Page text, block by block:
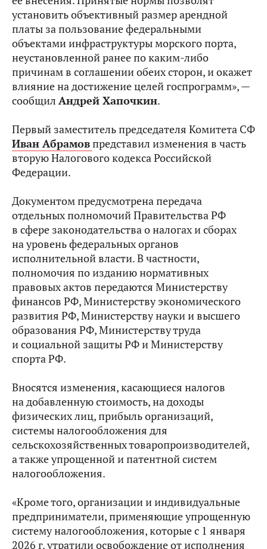
установить объективный размер арендной
платы за пользование федеральными
объектами инфраструктуры морского порта,
неустановленной ранее по каким‑либо
причинам в соглашении обеих сторон, и окажет
влияние на достижение целей госпрограмм», —
сообщил Андрей Хапочкин.
Первый заместитель председателя Комитета СФ
Иван Абрамовпредставил изменения в часть
вторую Налогового кодекса Российской
Федерации.
Документом предусмотрена передача
отдельных полномочий Правительства РФ
в сфере законодательства о налогах и сборах
на уровень федеральных органов
исполнительной власти. В частности,
полномочия по изданию нормативных
правовых актов передаются Министерству
финансов РФ, Министерству экономического
развития РФ, Министерству науки и высшего
образования РФ, Министерству труда
и социальной защиты РФ и Министерству
спорта РФ.
Вносятся изменения, касающиеся налогов
на добавленную стоимость, на доходы
физических лиц, прибыль организаций,
системы налогообложения для
сельскохозяйственных товаропроизводителей,
а также упрощенной и патентной систем
налогообложения.
«Кроме того, организации и индивидуальные
предприниматели, применяющие упрощенную
систему налогообложения, которые с 1 января
2026 г. утратили освобождение от исполнения